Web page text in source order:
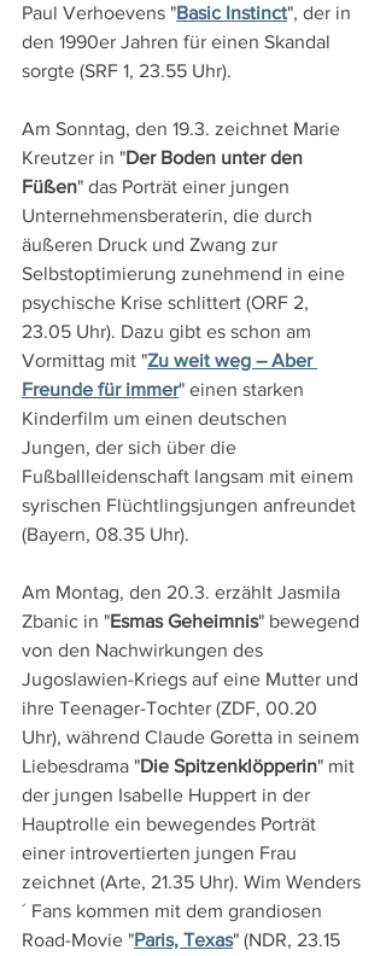
Paul Verhoevens "Basic Instinct", der in
den 1990er Jahren für einen Skandal
sorgte (SRF 1, 23.55 Uhr).
Am Sonntag, den 19.3. zeichnet Marie
Kreutzer in "Der Boden unter den
Füßen" das Porträt einer jungen
Unternehmensberaterin, die durch
äußeren Druck und Zwang zur
Selbstoptimierung zunehmend in eine
psychische Krise schlittert (ORF 2,
23.05 Uhr). Dazu gibt es schon am
Vormittag mit "Zu weit weg – Aber
Freunde für immer" einen starken
Kinderfilm um einen deutschen
Jungen, der sich über die
Fußballleidenschaft langsam mit einem
syrischen Flüchtlingsjungen anfreundet
(Bayern, 08.35 Uhr).
Am Montag, den 20.3. erzählt Jasmila
Zbanic in "Esmas Geheimnis" bewegend
von den Nachwirkungen des
Jugoslawien-Kriegs auf eine Mutter und
ihre Teenager-Tochter (ZDF, 00.20
Uhr), während Claude Goretta in seinem
Liebesdrama "Die Spitzenklöpperin" mit
der jungen Isabelle Huppert in der
Hauptrolle ein bewegendes Porträt
einer introvertierten jungen Frau
zeichnet (Arte, 21.35 Uhr). Wim Wenders
´ Fans kommen mit dem grandiosen
Road-Movie "Paris, Texas" (NDR, 23.15